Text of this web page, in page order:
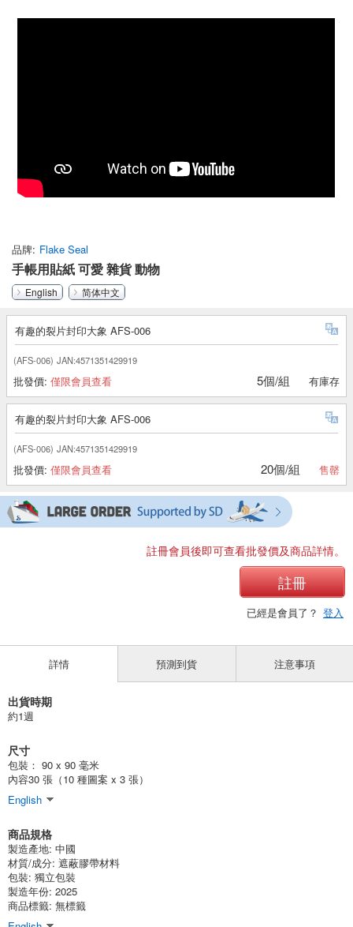
品牌 Flake Seal
手帳用貼紙 可愛 雜貨 動物
English 简体中文
有趣的裂片封印大象 AFS-006
(AFS-006) JAN:4571351429919
批發價: 僅限會員查看 5個/組 有庫存
有趣的裂片封印大象 AFS-006
(AFS-006) JAN:4571351429919
批發價: 僅限會員查看 20個/組 售罄
註冊會員後即可查看批發價及商品詳情。
註冊
已經是會員了？ 登入
詳情
出貨時期
約1週
尺寸
包裝： 90 x 90 毫米
內容30 張（10 種圖案 x 3 張）
English
商品規格
製造產地: 中國
材質/成分: 遮蔽膠帶材料
包裝: 獨立包裝
製造年份: 2025
商品標籤: 無標籤
預測到貨 注意事項